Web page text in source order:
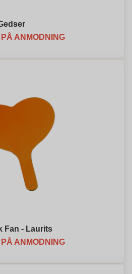
ANMODNING
Fan - Laurits
ANMODNING